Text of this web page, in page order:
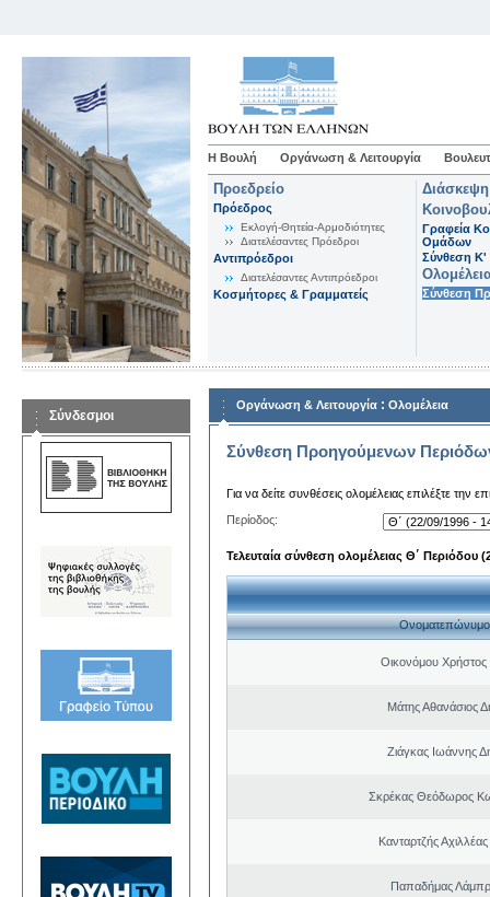
Η Βουλή Οργάνωση & Λειτουργία
Προεδρείο
Πρόεδρος
Εκλογή-Θητεία-Αρμοδιότητες
Διατελέσαντες Πρόεδροι
Αντιπρόεδροι
Διατελέσαντες Αντιπρόεδροι
Κοσμήτορες & Γραμματείς
Γραφεία
Ομάδων
Σύνθεση K'
Σύνθεση
Σύνδεσμοι
Οργάνωση & Λειτουργία : Ολομέλεια
Σύνθεση Προηγούμενων
Για να δείτε συνθέσεις ολομέλειας επιλέξτε την
Περίοδος:
Τελευταία σύνθεση ολομέλειας Θ΄ Περιόδου
Ονοματεπώνυμο
Οικονόμου Χρήστος
Μάτης Αθανάσιος
Ζιάγκας Ιωάννης
Σκρέκας Θεόδωρος
Κανταρτζής
Παπαδήμας